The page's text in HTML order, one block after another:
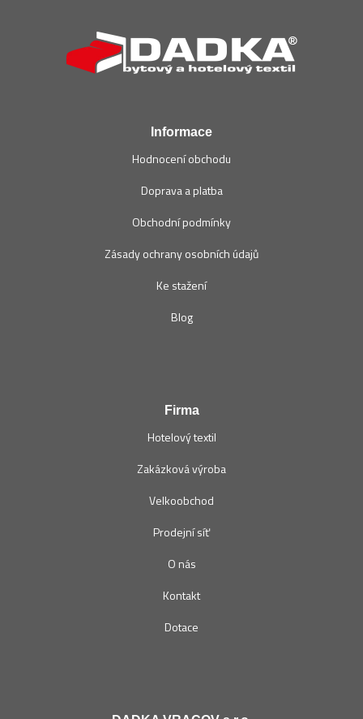
Informace
Hodnocení obchodu
Doprava a platba
Obchodní podmínky
Zásady ochrany osobních údajů
Ke stažení
Blog
Firma
Hotelový textil
Zakázková výroba
Velkoobchod
Prodejní síť
O nás
Kontakt
Dotace